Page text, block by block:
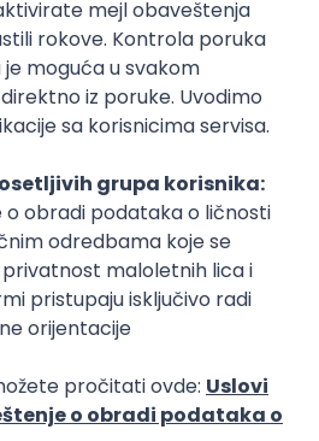
zajednicu, podižemo
domaćeg IT tržišta rada i
kandidate i poslodavce.
O nama